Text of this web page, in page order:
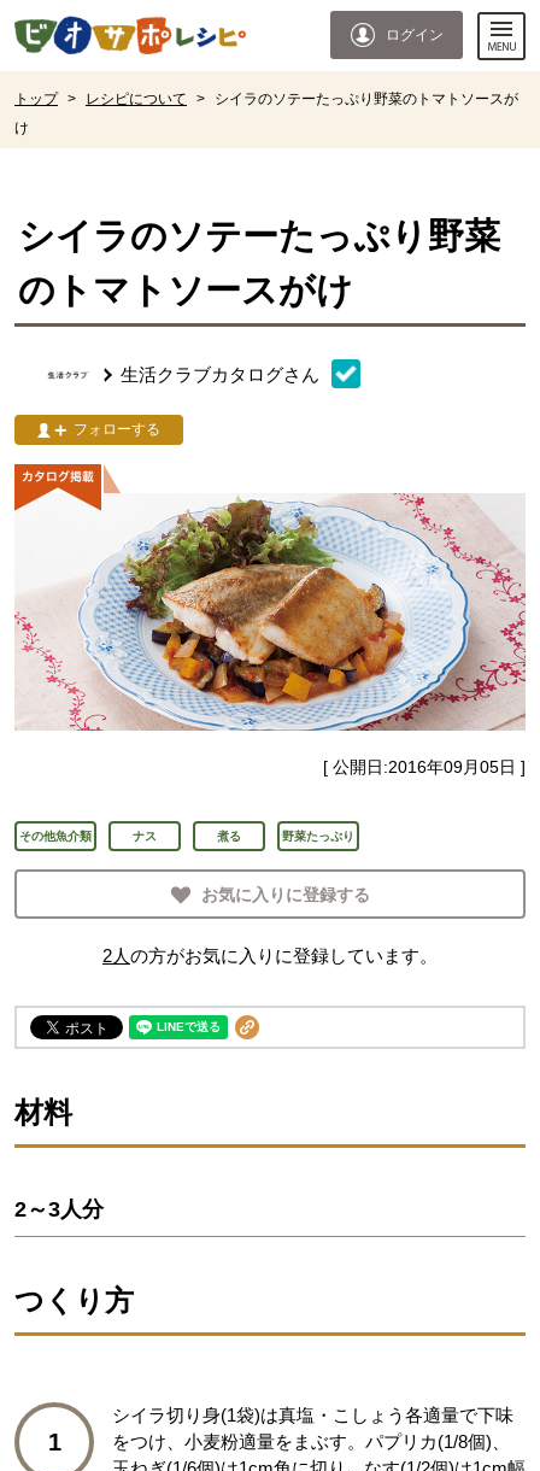
ページの先頭です。
ログイン
トップ > レシピについて >
シイラのソテーたっぷり野菜のトマトソースが
け
シイラのソテーたっぷり野菜
のトマトソースがけ
生活クラブカタログさん
フォローする
[ 公開日:2016年09月05日 ]
その他魚介類 ナス 煮る 野菜たっぷり
お気に入りに登録する
2人の方がお気に入りに登録しています。
材料
2～3人分
つくり方
1
シイラ切り身(1袋)は真塩・こしょう各適量で下味
をつけ、小麦粉適量をまぶす。パプリカ(1/8個)、